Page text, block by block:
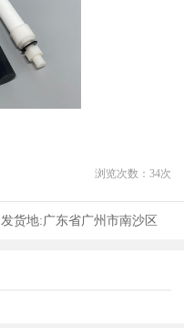
浏览次数： 34次
发货地:广东省广州市南沙区